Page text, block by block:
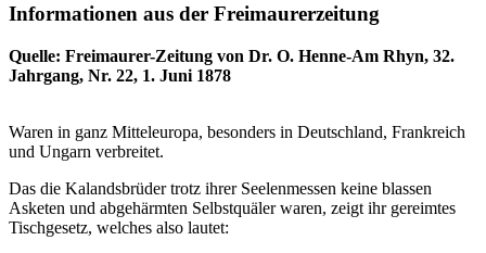
Informationen aus der Freimaurerzeitung
Quelle: Freimaurer-Zeitung von Dr. O. Henne-Am Rhyn, 32.
Jahrgang, Nr. 22, 1. Juni 1878
Waren in ganz Mitteleuropa, besonders in Deutschland, Frankreich
und Ungarn verbreitet.
Das die Kalandsbrüder trotz ihrer Seelenmessen keine blassen
Asketen und abgehärmten Selbstquäler waren, zeigt ihr gereimtes
Tischgesetz, welches also lautet: